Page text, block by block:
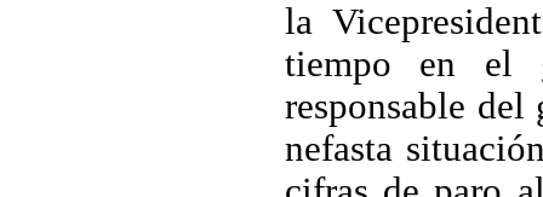
la
tiempo en el
responsable
nefasta